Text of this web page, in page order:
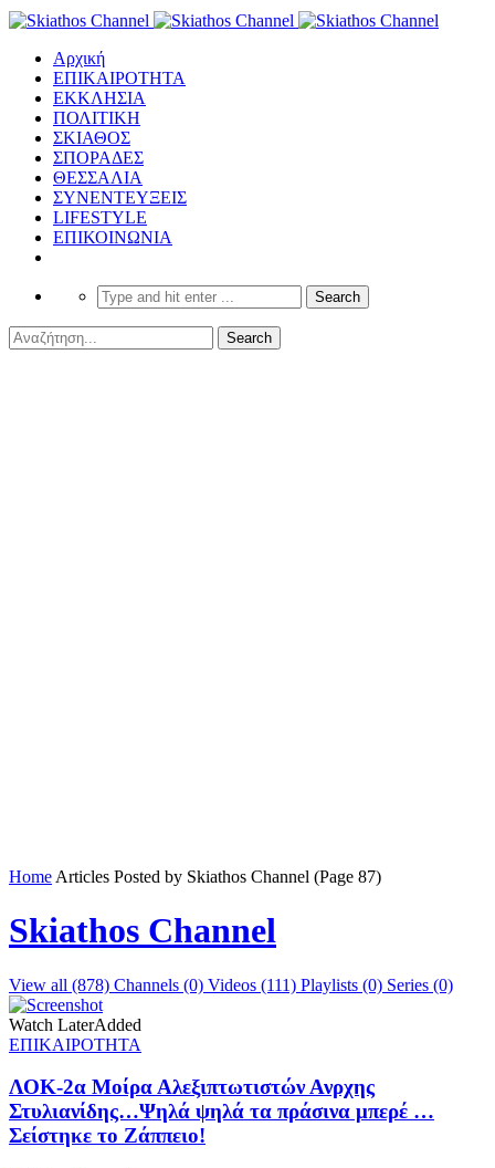
Αρχική
ΕΠΙΚΑΙΡΟΤΗΤΑ
ΕΚΚΛΗΣΙΑ
ΠΟΛΙΤΙΚΗ
ΣΚΙΑΘΟΣ
ΣΠΟΡΑΔΕΣ
ΘΕΣΣΑΛΙΑ
ΣΥΝΕΝΤΕΥΞΕΙΣ
LIFESTYLE
ΕΠΙΚΟΙΝΩΝΙΑ
Home Articles Posted by Skiathos Channel (Page 87)
Skiathos Channel
View all (878) Channels (0) Videos (111) Playlists (0) Series (0)
Watch LaterAdded
ΕΠΙΚΑΙΡΟΤΗΤΑ
ΛΟΚ-2α Μοίρα Αλεξιπτωτιστών Ανρχης
Στυλιανίδης…Ψηλά ψηλά τα πράσινα μπερέ …
Σείστηκε το Ζάππειο!